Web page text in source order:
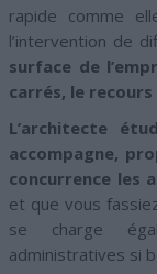
rapide comme
l’intervention de
surface de
carrés, le
L’architecte
accompagne,
concurrence les
et que vous
se charge
administratives si